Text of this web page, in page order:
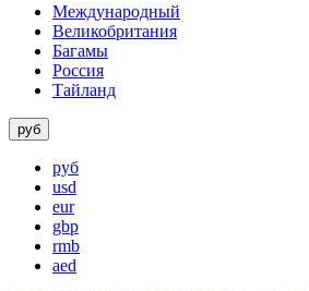
Международный
Великобритания
Багамы
Россия
Тайланд
руб
руб
usd
eur
gbp
rmb
aed